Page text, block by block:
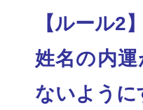
【ルール2】
姓名の内
ないように